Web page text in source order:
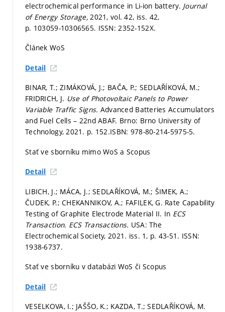
electrochemical performance in Li-ion battery. Journal
of Energy Storage,2021, vol. 42, iss. 42,
p. 103059-10306565. ISSN: 2352-152X.
Článek WoS
Detail
BINAR, T.; ZIMÁKOVÁ, J.; BAČA, P.; SEDLAŘÍKOVÁ, M.;
FRIDRICH, J. Use of Photovoltaic Panels to Power
Variable Traffic Signs. Advanced Batteries Accumulators
and Fuel Cells – 22nd ABAF. Brno: Brno University of
Technology, 2021. p. 152.ISBN: 978-80-214-5975-5.
Stať ve sborníku mimo WoS a Scopus
Detail
LIBICH, J.; MÁCA, J.; SEDLAŘÍKOVÁ, M.; ŠIMEK, A.;
ČUDEK, P.; CHEKANNIKOV, A.; FAFILEK, G. Rate Capability
Testing of Graphite Electrode Material II. In ECS
Transaction. ECS Transactions. USA: The
Electrochemical Society, 2021. iss. 1, p. 43-51. ISSN:
1938-6737.
Stať ve sborníku v databázi WoS či Scopus
Detail
VESELKOVA, I.; JAŠŠO, K.; KAZDA, T.; SEDLAŘÍKOVÁ, M.